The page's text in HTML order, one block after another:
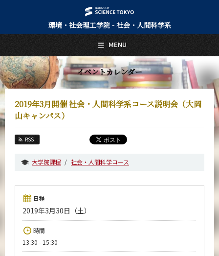
環境・社会理工学院 - 社会・人間科学系
イベントカレンダー
2019年3月開催 社会・人間科学系コース説明会（大岡
山キャンパス）
RSS
大学院課程 社会・人間科学コース
日程
2019年3月30日（土）
時間
13:30 - 15:30
MENU
日本語 English
トップページ
Top Page
社会・人間科学系について
About Us
Education
教員・研究室
Faculty and Laboratories
未来
Admissions
社会・人間科学系 News
News
イベントカレンダー
Event Calendar